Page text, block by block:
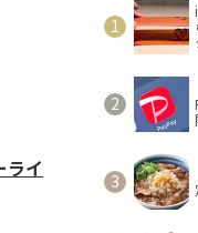
ライ